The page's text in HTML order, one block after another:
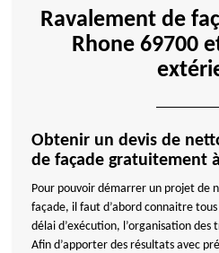
Ravalement de
Rhone 69700
Obtenir un devis de
de façade gratuitement
Pour pouvoir démarrer un projet de
façade, il faut d’abord connaitre
délai d’exécution, l’organisation
Afin d’apporter des résultats avec